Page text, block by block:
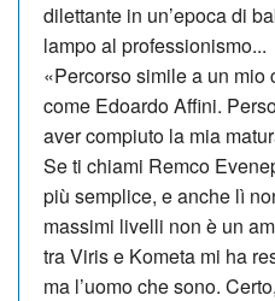
dilettante in un’epoca di
lampo al professionismo...
«Percorso simile a un
come Edoar­do Af­fini.
aver compiuto la mia
Se ti chiami Remco
più semplice, e anche lì
massimi livelli non è un
tra Viris e Kometa mi ha
ma l’uomo che sono.